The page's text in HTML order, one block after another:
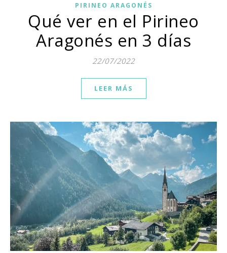
PIRINEO ARAGONÉS
Qué ver en el Pirineo
Aragonés en 3 días
22/07/2022
LEER MÁS